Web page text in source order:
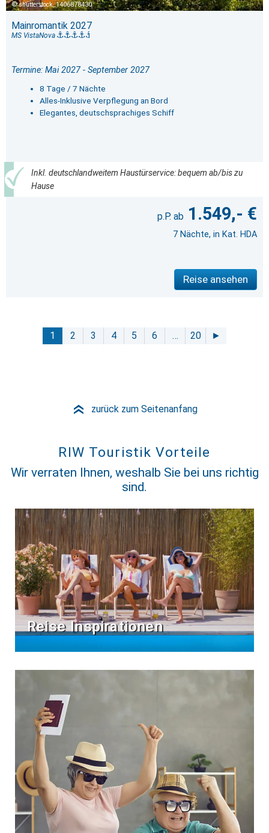
shutterstock_1406878430
Mainromantik 2027
MS VistaNova
Termine: Mai 2027 - September 2027
8 Tage / 7 Nächte
Alles-Inklusive Verpflegung an Bord
Elegantes, deutschsprachiges Schiff
Inkl. deutschlandweitem Haustürservice: bequem ab/bis zu
Hause
1.549,- €
7 Nächte, in Kat. HDA
Reise ansehen
1 2 3 4 5 6 … 20 ►
» zurück zum Seitenanfang
RIW Touristik Vorteile
Wir verraten Ihnen, weshalb Sie bei uns richtig
sind.
Reise Inspirationen